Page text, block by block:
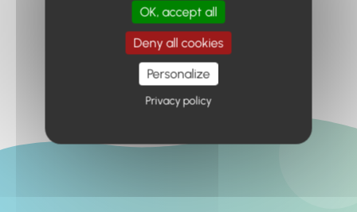
Retour à l'accueil
OK, accept all
Deny all cookies
Personalize
Privacy policy